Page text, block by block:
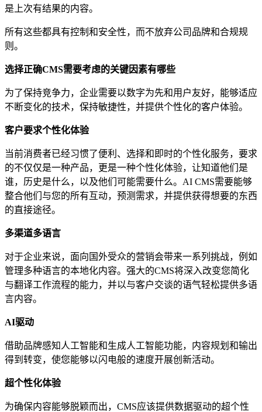
是上次有结果的内容。
所有这些都具有控制和安全性，而不放弃公司品牌和合规规
则。
选择正确CMS需要考虑的关键因素有哪些
为了保持竞争力，企业需要以数字为先和用户友好，能够适应
不断变化的技术，保持敏捷性，并提供个性化的客户体验。
客户要求个性化体验
当前消费者已经习惯了便利、选择和即时的个性化服务，要求
的不仅仅是一种产品，更是一种个性化体验，让知道他们是
谁，历史是什么，以及他们可能需要什么。AI CMS需要能够
整合他们与您的所有互动，预测需求，并提供获得想要的东西
的直接途径。
多渠道多语言
对于企业来说，面向国外受众的营销会带来一系列挑战，例如
管理多种语言的本地化内容。强大的CMS将深入改变您简化
与翻译工作流程的能力，并以与客户交谈的语气轻松提供多语
言内容。
AI驱动
借助品牌感知人工智能和生成人工智能功能，内容规划和输出
得到转变，使您能够以闪电般的速度开展创新活动。
超个性化体验
为确保内容能够脱颖而出，CMS应该提供数据驱动的超个性